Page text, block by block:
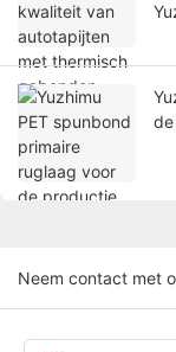
Neem contact met